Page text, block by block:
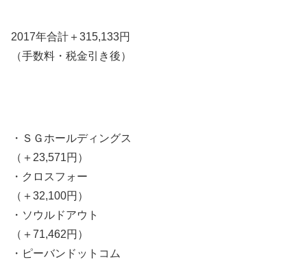
2017年合計＋315,133円
（手数料・税金引き後）
・ＳＧホールディングス
（＋23,571円）
・クロスフォー
（＋32,100円）
・ソウルドアウト
（＋71,462円）
・ピーバンドットコム